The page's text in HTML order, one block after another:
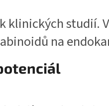
studií.
na